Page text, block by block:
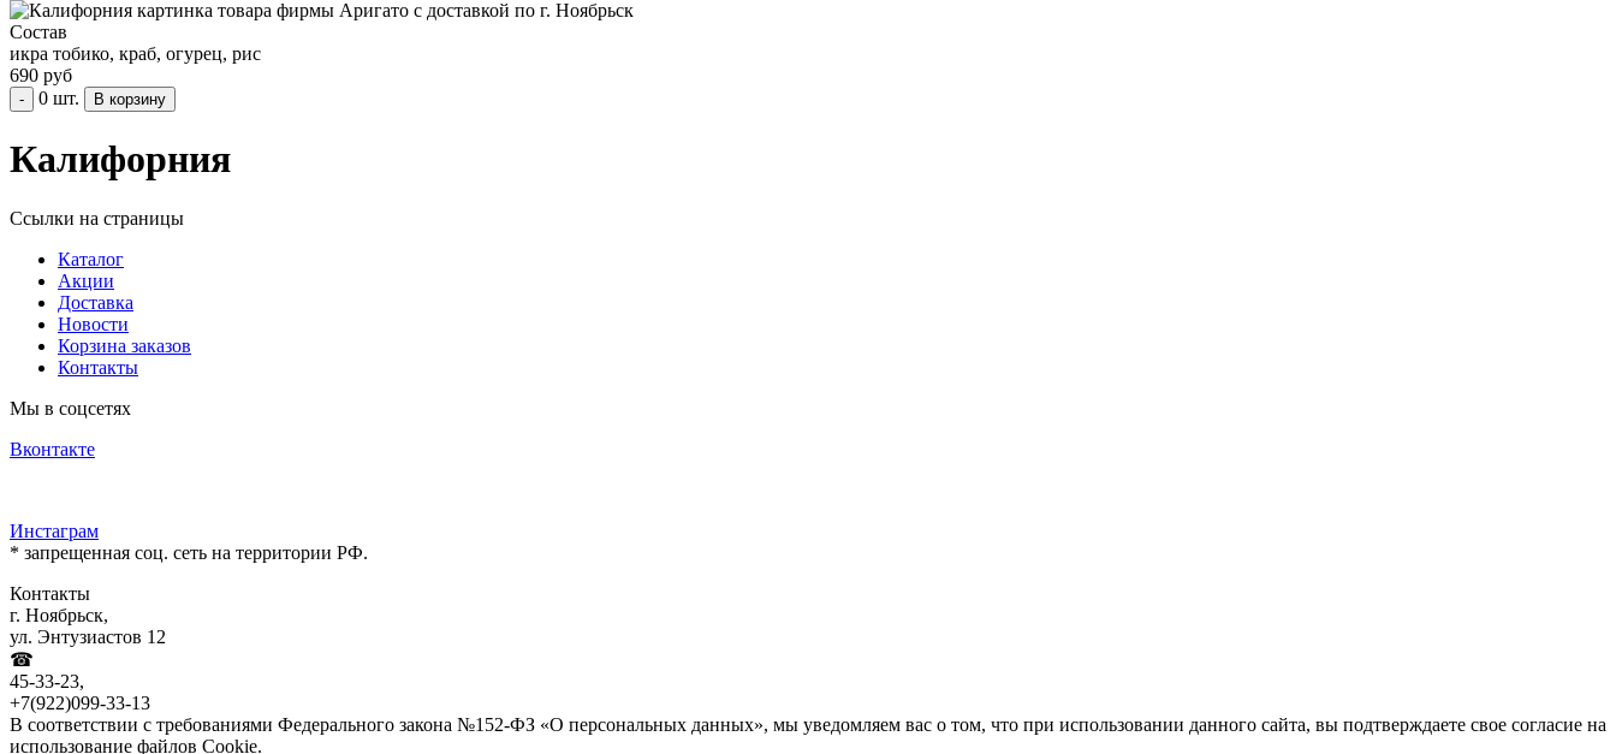
Состав
икра тобико, краб, огурец, рис
690 руб
- 0 шт.
Калифорния
Ссылки на страницы
Каталог
Акции
Доставка
Новости
Корзина заказов
Контакты
Мы в соцсетях
Вконтакте
Инстаграм
* запрещенная соц. сеть на территории РФ.
Контакты
г. Ноябрьск,
ул. Энтузиастов 12
☎
45-33-23,
+7(922)099-33-13
В соответствии с требованиями Федерального закона №152-ФЗ «О персональных данных», мы уведомляем вас о том, что при использовании данного сайта, вы подтверждаете свое согласие на
использование файлов Cookie.